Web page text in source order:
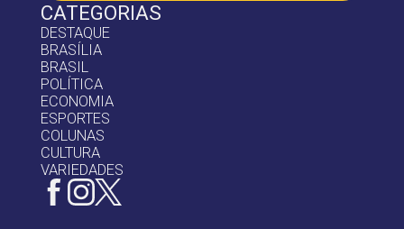
CATEGORIAS
DESTAQUE
BRASÍLIA
BRASIL
POLÍTICA
ECONOMIA
ESPORTES
COLUNAS
CULTURA
VARIEDADES